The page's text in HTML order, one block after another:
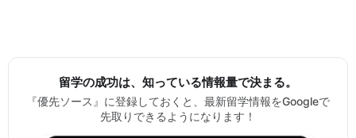
留学の成功は、知っている情報量で決まる。
『優先ソース』に登録しておくと、最新留学情報をGoogleで
先取りできるようになります！